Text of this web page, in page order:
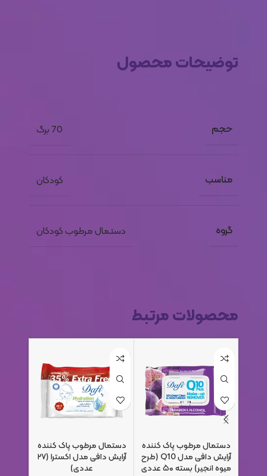
توضیحات محصول
حجم 70 برگ
مناسب کودکان
گروه دستمال مرطوب کودکان
محصولات مرتبط
دستمال مرطوب پاک کننده
آرایش دافی مدل Q10 (طرح
میوه انجیر) بسته ۵۰ عددی
دستمال مرطوب پاک کننده
آرایش دافی مدل اکسترا (۲۷
عددی)